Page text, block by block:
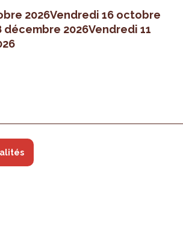
2026Vendredi 16 octobre
décembre 2026Vendredi 11